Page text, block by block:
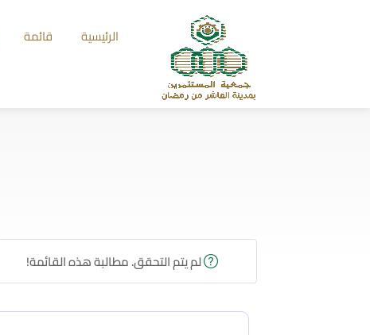
الرئيسية قائمة
لم يتم التحقق. مطالبة هذه القائمة!